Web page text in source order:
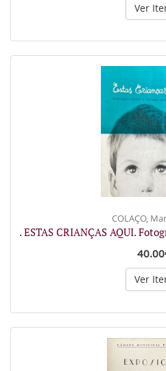
Ver
COLAÇO,
. ESTAS CRIANÇAS AQUI.
Ver